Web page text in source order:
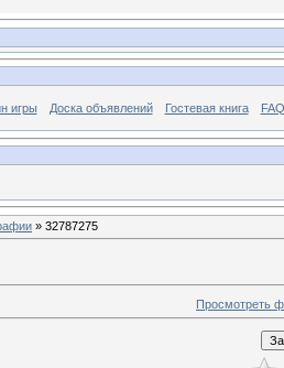
игры Доска объявлений Гостевая книга
» 32787275
Просмотреть